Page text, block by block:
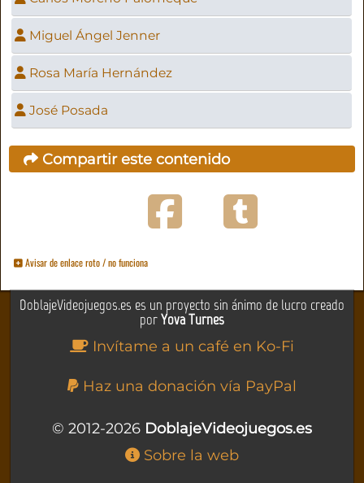
Miguel Ángel Jenner
Rosa María Hernández
José Posada
Compartir este contenido
Avisar de enlace roto / no funciona
DoblajeVideojuegos.es es un proyecto sin ánimo de lucro creado
porYova Turnes
Invítame a un café en Ko-Fi
Haz una donación vía PayPal
© 2012-2026 DoblajeVideojuegos.es
Sobre la web